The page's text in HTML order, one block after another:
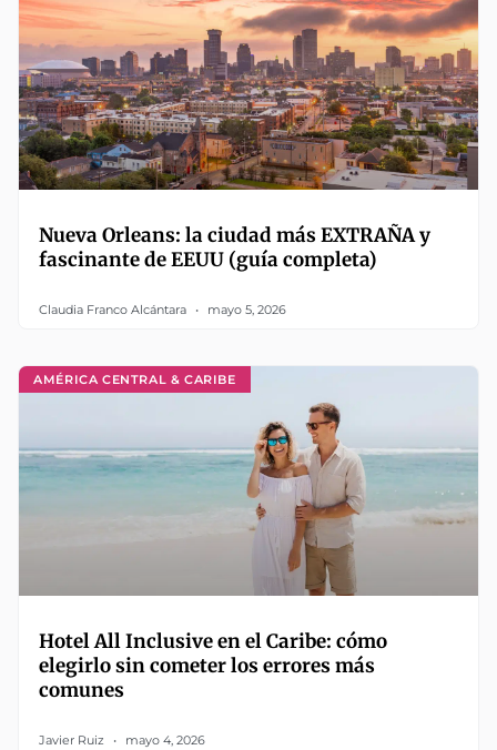
Nueva Orleans: la ciudad más EXTRAÑA y
fascinante de EEUU (guía completa)
Claudia Franco Alcántara mayo 5, 2026
AMÉRICA CENTRAL & CARIBE
Hotel All Inclusive en el Caribe: cómo
elegirlo sin cometer los errores más
comunes
Javier Ruiz mayo 4, 2026